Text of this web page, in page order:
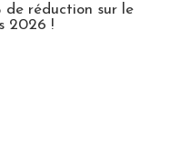
de réduction sur le
2026 !